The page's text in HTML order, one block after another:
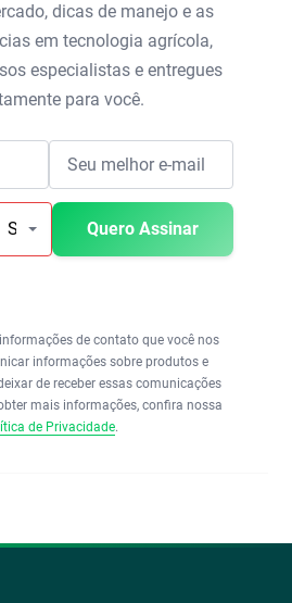
dicas de manejo e as
em tecnologia agrícola,
especialistas e entregues
para você.
Quero Assinar
de contato que você nos
informações sobre produtos e
de receber essas comunicações
mais informações, confira nossa
de Privacidade.